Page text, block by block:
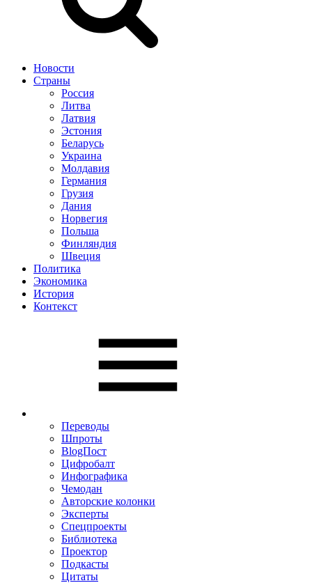
Новости
Страны
Россия
Литва
Латвия
Эстония
Беларусь
Украина
Молдавия
Германия
Грузия
Дания
Норвегия
Польша
Финляндия
Швеция
Политика
Экономика
История
Контекст
Переводы
Шпроты
BlogПост
Цифробалт
Инфографика
Чемодан
Авторские колонки
Эксперты
Спецпроекты
Библиотека
Проектор
Подкасты
Цитаты